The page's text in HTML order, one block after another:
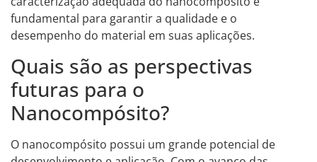
fundamental para garantir a qualidade e o
desempenho do material em suas aplicações.
Quais são as perspectivas
futuras para o
Nanocompósito?
O nanocompósito possui um grande potencial de